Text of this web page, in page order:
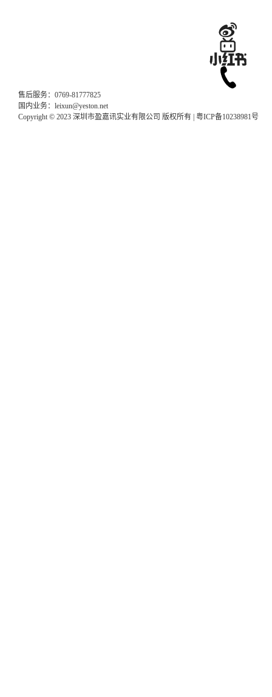
售后服务：0769-81777825
国内业务：leixun@yeston.net
Copyright © 2023 深圳市盈嘉讯实业有限公司 版权所有 | 粤ICP备10238981号